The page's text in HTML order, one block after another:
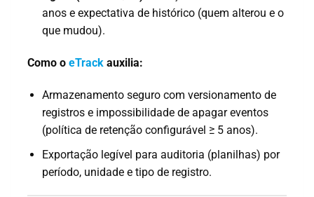
anos e expectativa de histórico (quem alterou e o
que mudou).
Como o eTrack auxilia:
Armazenamento seguro com versionamento de
registros e impossibilidade de apagar eventos
(política de retenção configurável ≥ 5 anos).
Exportação legível para auditoria (planilhas) por
período, unidade e tipo de registro.